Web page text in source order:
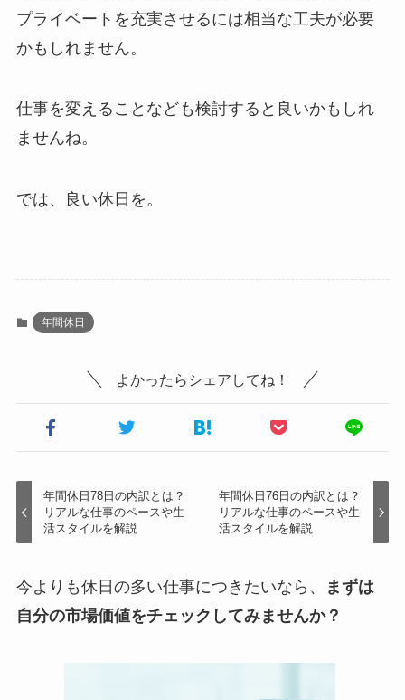
プライベートを充実させるには相当な工夫が必要
かもしれません。
仕事を変えることなども検討すると良いかもしれ
ませんね。
では、良い休日を。
年間休日
よかったらシェアしてね！
年間休日78日の内訳とは？
リアルな仕事のペースや生
活スタイルを解説
年間休日76日の内訳とは？
リアルな仕事のペースや生
活スタイルを解説
今よりも休日の多い仕事につきたいなら、
まずは
自分の市場価値をチェックしてみませんか？